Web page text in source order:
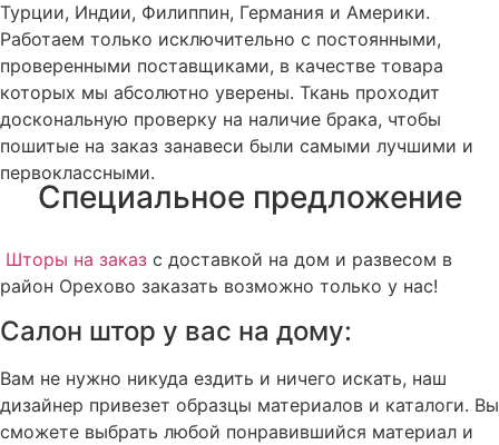
Турции, Индии, Филиппин, Германия и Америки.
Работаем только исключительно с постоянными,
проверенными поставщиками, в качестве товара
которых мы абсолютно уверены. Ткань проходит
доскональную проверку на наличие брака, чтобы
пошитые на заказ занавеси были самыми лучшими и
первоклассными.
Специальное предложение
Шторы на заказ с доставкой на дом и развесом в
район Орехово заказать возможно только у нас!
Салон штор у вас на дому:
Вам не нужно никуда ездить и ничего искать, наш
дизайнер привезет образцы материалов и каталоги. Вы
сможете выбрать любой понравившийся материал и